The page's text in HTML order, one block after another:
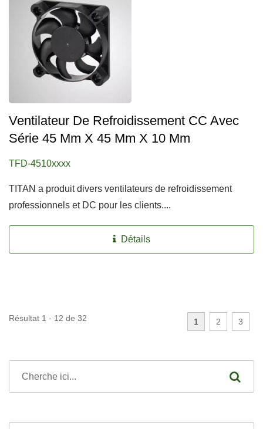
Ventilateur De Refroidissement CC Avec
Série 45 Mm X 45 Mm X 10 Mm
TFD-4510xxxx
TITAN a produit divers ventilateurs de refroidissement
professionnels et DC pour les clients....
Détails
Résultat 1 - 12 de 32 1 2 3